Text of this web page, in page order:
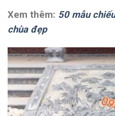
Xem thêm: 50 mẫu
chùa đẹp